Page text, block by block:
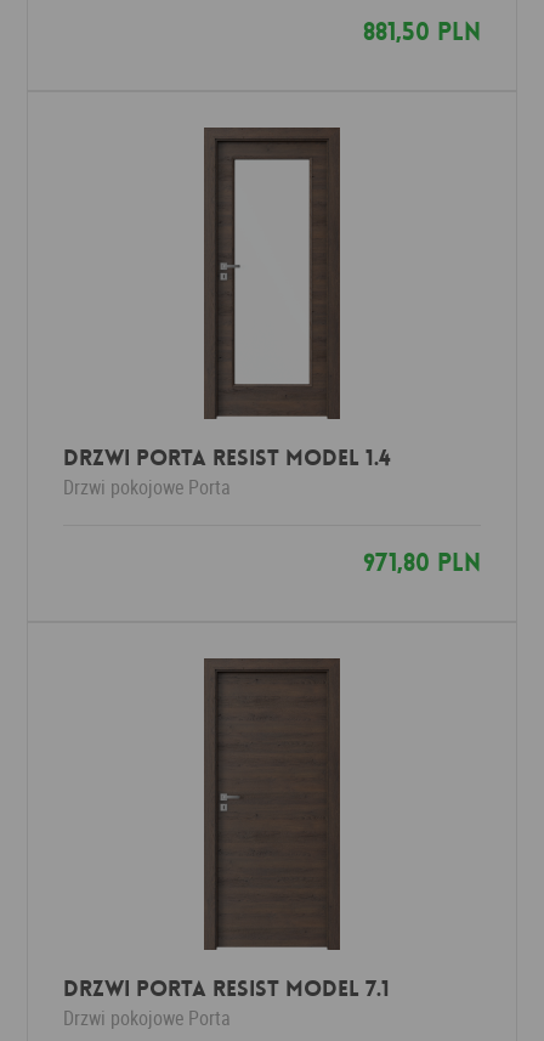
881,50 PLN
Drzwi Porta RESIST Model 1.4
Drzwi pokojowe Porta
971,80 PLN
Drzwi Porta RESIST Model 7.1
Drzwi pokojowe Porta